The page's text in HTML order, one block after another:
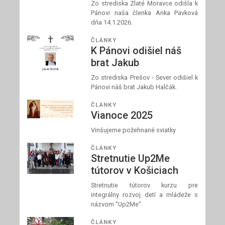
Zo strediska Zlaté Moravce odišla k
Pánovi naša členka Anka Pavková
dňa 14.1.2026.
ČLÁNKY
K Pánovi odišiel náš
brat Jakub
Zo strediska Prešov - Sever odišiel k
Pánovi náš brat Jakub Halčák.
ČLÁNKY
Vianoce 2025
Vinšujeme požehnané sviatky
ČLÁNKY
Stretnutie Up2Me
tútorov v Košiciach
Stretnutie tútorov kurzu pre
integrálny rozvoj detí a mládeže s
názvom "Up2Me"
ČLÁNKY